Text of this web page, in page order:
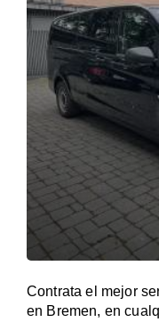
Contrata el mejor
en Bremen, en